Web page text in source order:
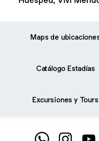
Maps de
Catálogo Estadías
Excursiones y Tours